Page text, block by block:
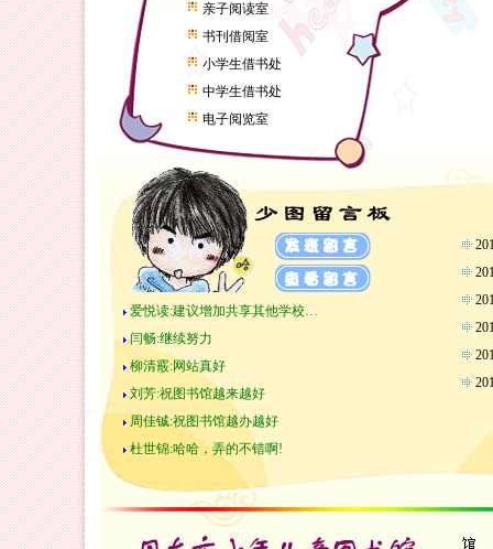
亲子阅读室
书刊借阅室
小学生借书处
中学生借书处
电子阅览室
爱悦读:建议增加共享其他学校…
闫畅:继续努力
柳清霰:网站真好
刘芳:祝图书馆越来越好
周佳铖:祝图书馆越办越好
杜世锦:哈哈，弄的不错啊!